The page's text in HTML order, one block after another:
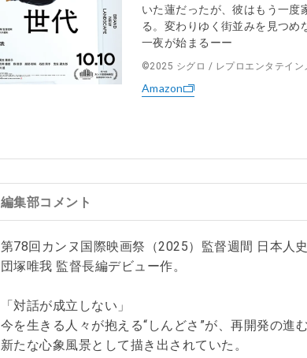
いた蓮だったが、彼はもう一度
る。変わりゆく街並みを見つめ
一夜が始まるーー
©︎2025 シグロ / レプロエンタテイン
Amazon
編集部コメント
第78回カンヌ国際映画祭（2025）監督週間 日本人
団塚唯我 監督長編デビュー作。
「対話が成立しない」
今を生きる人々が抱える“しんどさ”が、再開発の進
新たな心象風景として描き出されていた。